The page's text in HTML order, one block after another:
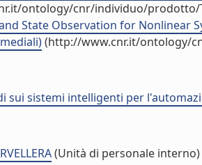
ontology/cnr/individuo/prodotto/
State Observation for Nonlinear
(http://www.cnr.it/ontology/
sui sistemi intelligenti per
(Unità di personale interno)